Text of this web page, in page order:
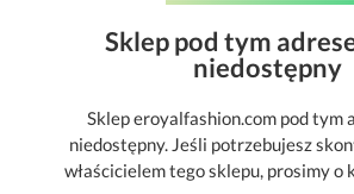
Sklep pod tym
niedostępny
Sklep eroyalfashion.com pod tym
niedostępny. Jeśli potrzebujesz
właścicielem tego sklepu, prosimy o